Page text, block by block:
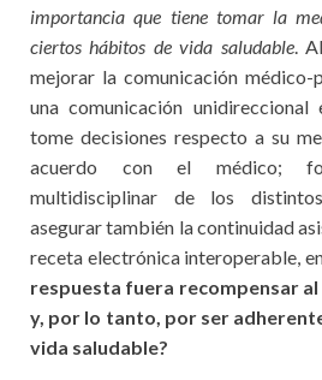
importancia que tiene tomar la
ciertos hábitos de vida saludable.
mejorar la comunicación médico-
una comunicación
tome decisiones respecto a su
acuerdo con el médico;
multidisciplinar de los
asegurar también la continuidad
receta electrónica interoperable,
respuesta fuera recompensar
y, por lo tanto, por ser
vida saludable?